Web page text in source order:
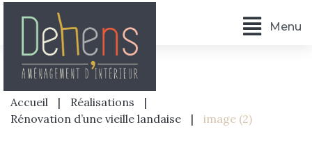
Menu
Accueil | Réalisations
|
Rénovation d’une vieille landaise
| image (2)